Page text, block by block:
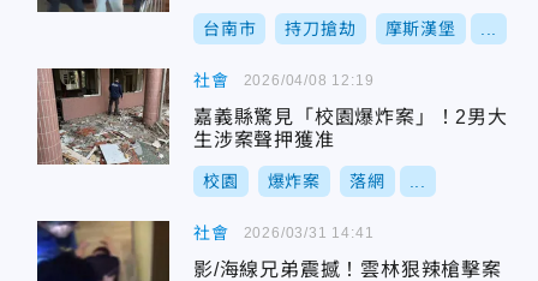
台南市 持刀搶劫 摩斯漢堡
社會
嘉義縣驚見「校園爆炸案」！2男大
生涉案聲押獲准
校園 爆炸案 落網
2026/04/08 12:19
社會
影/海線兄弟震撼！雲林狠辣槍擊案
2026/03/31 14:41